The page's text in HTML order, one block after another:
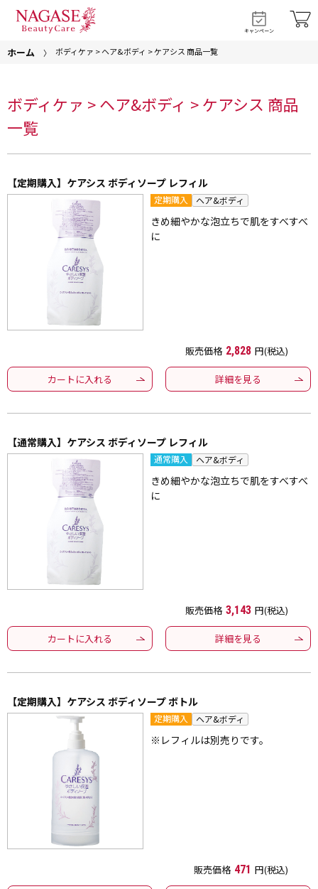
キャンペーン
ホーム ボディケァ > ヘア&ボディ > ケアシス 商品一覧
ボディケァ > ヘア&ボディ > ケアシス 商品
一覧
【定期購入】ケアシス ボディソープ レフィル
定期購入 ヘア&ボディ
きめ細やかな泡立ちで肌をすべすべ
に
販売価格 2,828 円(税込)
カートに入れる 詳細を見る
【通常購入】ケアシス ボディソープ レフィル
通常購入 ヘア&ボディ
きめ細やかな泡立ちで肌をすべすべ
に
販売価格 3,143 円(税込)
カートに入れる 詳細を見る
【定期購入】ケアシス ボディソープ ボトル
定期購入 ヘア&ボディ
※レフィルは別売りです。
販売価格 471 円(税込)